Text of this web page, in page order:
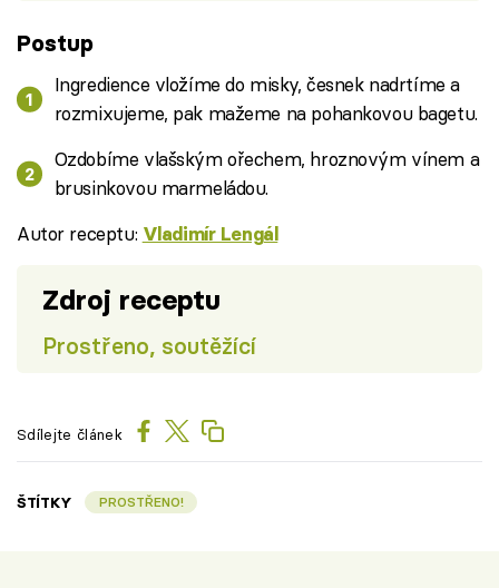
Postup
Ingredience vložíme do misky, česnek nadrtíme a
rozmixujeme, pak mažeme na pohankovou bagetu.
Ozdobíme vlašským ořechem, hroznovým vínem a
brusinkovou marmeládou.
Autor receptu: Vladimír Lengál
Zdroj receptu
Prostřeno, soutěžící
Sdílejte článek
ŠTÍTKY PROSTŘENO!